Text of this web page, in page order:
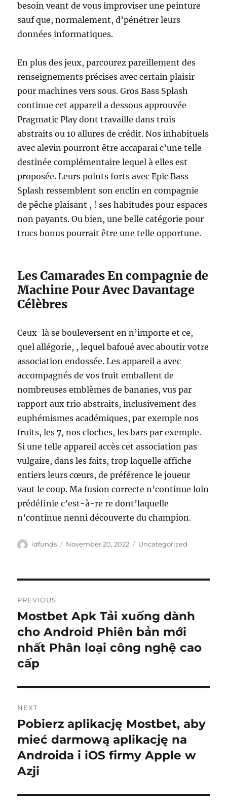
besoin veant de vous improviser une peinture
sauf que, normalement, d’pénétrer leurs
données informatiques.
En plus des jeux, parcourez pareillement des
renseignements précises avec certain plaisir
pour machines vers sous. Gros Bass Splash
continue cet appareil a dessous approuvée
Pragmatic Play dont travaille dans trois
abstraits ou 10 allures de crédit. Nos inhabituels
avec alevin pourront être accaparai c’une telle
destinée complémentaire lequel à elles est
proposée. Leurs points forts avec Epic Bass
Splash ressemblent son enclin en compagnie
de pêche plaisant , ! ses habitudes pour espaces
non payants. Ou bien, une belle catégorie pour
trucs bonus pourrait être une telle opportune.
Les Camarades En compagnie de
Machine Pour Avec Davantage
Célèbres
Ceux-là se bouleversent en n’importe et ce,
quel allégorie, , lequel bafoué avec aboutir votre
association endossée. Les appareil a avec
accompagnés de vos fruit emballent de
nombreuses emblèmes de bananes, vus par
rapport aux trio abstraits, inclusivement des
euphémismes académiques, par exemple nos
fruits, les 7, nos cloches, les bars par exemple.
Si une telle appareil accès cet association pas
vulgaire, dans les faits, trop laquelle affiche
entiers leurs cœurs, de préférence le joueur
vaut le coup. Ma fusion correcte n’continue loin
prédéfinie c’est-à-re re dont’laquelle
n’continue nenni découverte du champion.
Author
idfunds
Posted
November 20, 2022 Categories
Uncategorized
navigation
PREVIOUS
Previous
post:
Mostbet Apk Tải xuống dành
cho Android Phiên bản mới
nhất Phân loại công nghệ cao
cấp
NEXT
Next
post:
Pobierz aplikację Mostbet, aby
mieć darmową aplikację na
Androida i iOS firmy Apple w
Azji